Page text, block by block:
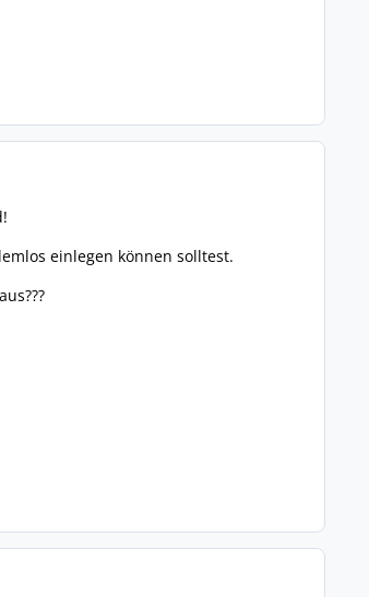
einlegen können solltest.